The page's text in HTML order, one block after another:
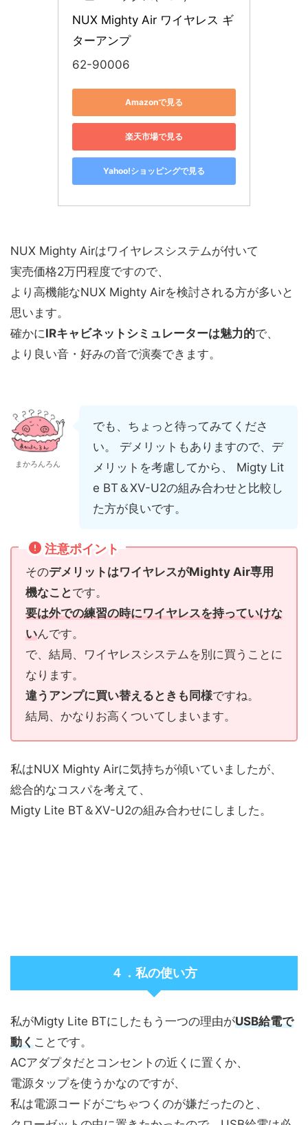
NUX Mighty Air ワイヤレス ギ
ターアンプ
62-90006
Amazonで見る
楽天市場で見る
Yahoo!ショッピングで見る
NUX Mighty Airはワイヤレスシステムが付いて
実売価格2万円程度ですので、
より高機能なNUX Mighty Airを検討される方が多いと
思います。
確かにIRキャビネットシミュレーターは魅力的で、
より良い音・好みの音で演奏できます。
まかろんろん
でも、ちょっと待ってみてくださ
い。 デメリットもありますので、デ
メリットを考慮してから、 Migty Lit
e BT＆XV-U2の組み合わせと比較し
た方が良いです。
注意ポイント
そのデメリットはワイヤレスがMighty Air専用
機なこと です。
要は外での練習の時にワイヤレスを持っていけな
いんです。
で、結局、ワイヤレスシステムを別に買うことに
なります。
違うアンプに買い替えるときも同様ですね。
結局、かなりお高くついてしまいます。
私はNUX Mighty Airに気持ちが傾いていましたが、
総合的なコスパを考えて、
Migty Lite BT＆XV-U2の組み合わせにしました。
４．私の使い方
私がMigty Lite BTにしたもう一つの理由がUSB給電で
動くことです。
ACアダプタだとコンセントの近くに置くか、
電源タップを使うかなのですが、
私は電源コードがごちゃつくのが嫌だったのと、